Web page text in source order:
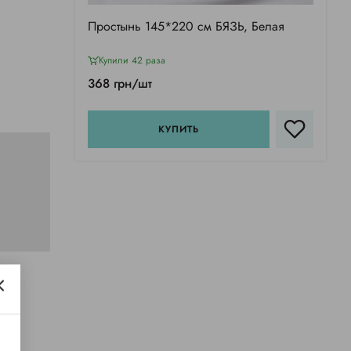
Простынь 145*220 см БЯЗЬ, Белая
Купили 42 раза
368 грн/шт
КУПИТЬ